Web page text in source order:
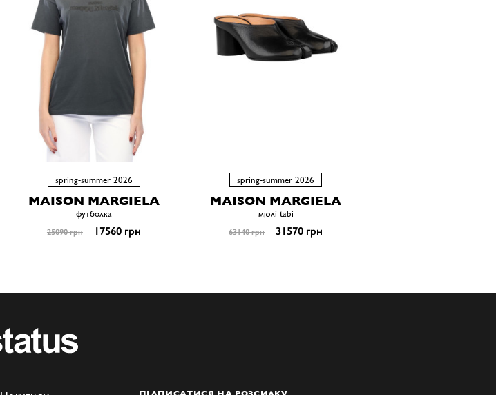
spring-summer 2026
MAISON MARGIELA
футболка
25090 грн 17560 грн
spring-summer 2026
MAISON MARGIELA
мюлі tabi
63140 грн 31570 грн